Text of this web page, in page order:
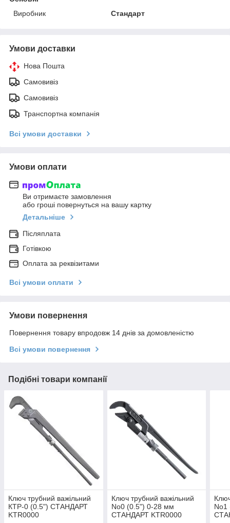
Виробник
Стандарт
Умови доставки
Нова Пошта
Самовивіз
Самовивіз
Транспортна компанія
Всі умови доставки
Умови оплати
Ви отримаєте замовлення
або гроші повернуться на вашу картку
Детальніше
Післяплата
Готівкою
Оплата за реквізитами
Всі умови оплати
Умови повернення
Повернення товару впродовж 14 днів за домовленістю
Всі умови повернення
Подібні товари компанії
Ключ трубний важільний
КТР-0 (0.5") СТАНДАРТ
KTR0000
Ключ трубний важільний
No0 (0.5") 0-28 мм
СТАНДАРТ KTR0000